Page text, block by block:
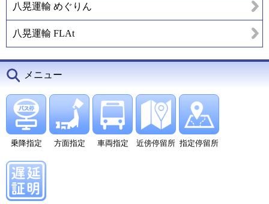
八晃運輸 めぐりん
八晃運輸 FLAt
メニュー
乗降指定 方面指定 車両指定 近傍停留所 指定停留所